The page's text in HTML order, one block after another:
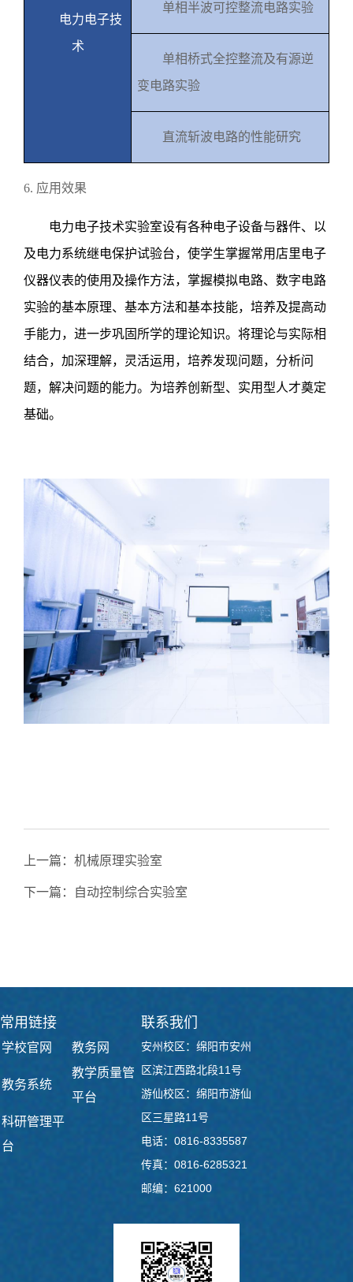
电力电子技
术
单相半波可控整流电路实验
单相桥式全控整流及有源逆
变电路实验
直流斩波电路的性能研究
6. 应用效果
电力电子技术实验室设有各种电子设备与器件、以
及电力系统继电保护试验台，使学生掌握常用店里电子
仪器仪表的使用及操作方法，掌握模拟电路、数字电路
实验的基本原理、基本方法和基本技能，培养及提高动
手能力，进一步巩固所学的理论知识。将理论与实际相
结合，加深理解，灵活运用，培养发现问题，分析问
题，解决问题的能力。为培养创新型、实用型人才奠定
基础。
上一篇： 机械原理实验室
下一篇： 自动控制综合实验室
常用链接
学校官网 教务网
教务系统
教学质量管
平台
科研管理平
台
联系我们
安州校区：绵阳市安州
区滨江西路北段11号
游仙校区：绵阳市游仙
区三星路11号
电话：0816-8335587
传真：0816-6285321
邮编：621000